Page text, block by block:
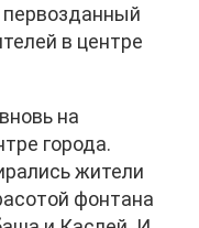
первозданный
в центре
на
города.
жители
фонтана